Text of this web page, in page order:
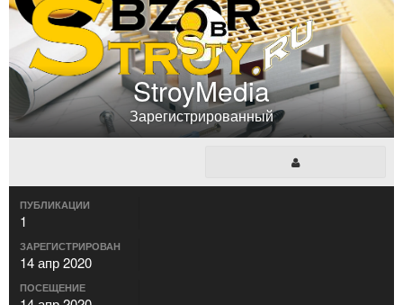
StroyMedia
Зарегистрированный
ПУБЛИКАЦИИ
1
ЗАРЕГИСТРИРОВАН
14 апр 2020
ПОСЕЩЕНИЕ